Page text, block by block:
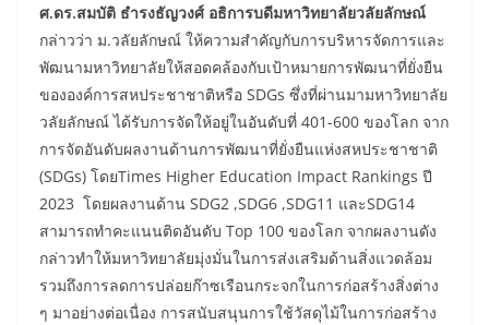
ศ.ดร.สมบัติ ธำรงธัญวงศ์ อธิการบดีมหาวิทยาลัยวลัยลักษณ์
กล่าวว่า ม.วลัยลักษณ์ ให้ความสำคัญกับการบริหารจัดการและ
พัฒนามหาวิทยาลัยให้สอดคล้องกับเป้าหมายการพัฒนาที่ยั่งยืน
ขององค์การสหประชาชาติหรือ SDGs ซึ่งที่ผ่านมามหาวิทยาลัย
วลัยลักษณ์ ได้รับการจัดให้อยู่ในอันดับที่ 401-600 ของโลก จาก
การจัดอันดับผลงานด้านการพัฒนาที่ยั่งยืนแห่งสหประชาชาติ
(SDGs) โดยTimes Higher Education Impact Rankings ปี
2023 โดยผลงานด้าน SDG2 ,SDG6 ,SDG11 และSDG14
สามารถทำคะแนนติดอันดับ Top 100 ของโลก จากผลงานดัง
กล่าวทำให้มหาวิทยาลัยมุ่งมั่นในการส่งเสริมด้านสิ่งแวดล้อม
รวมถึงการลดการปล่อยก๊าซเรือนกระจกในการก่อสร้างสิ่งต่าง
ๆ มาอย่างต่อเนื่อง การสนับสนุนการใช้วัสดุไม้ในการก่อสร้าง